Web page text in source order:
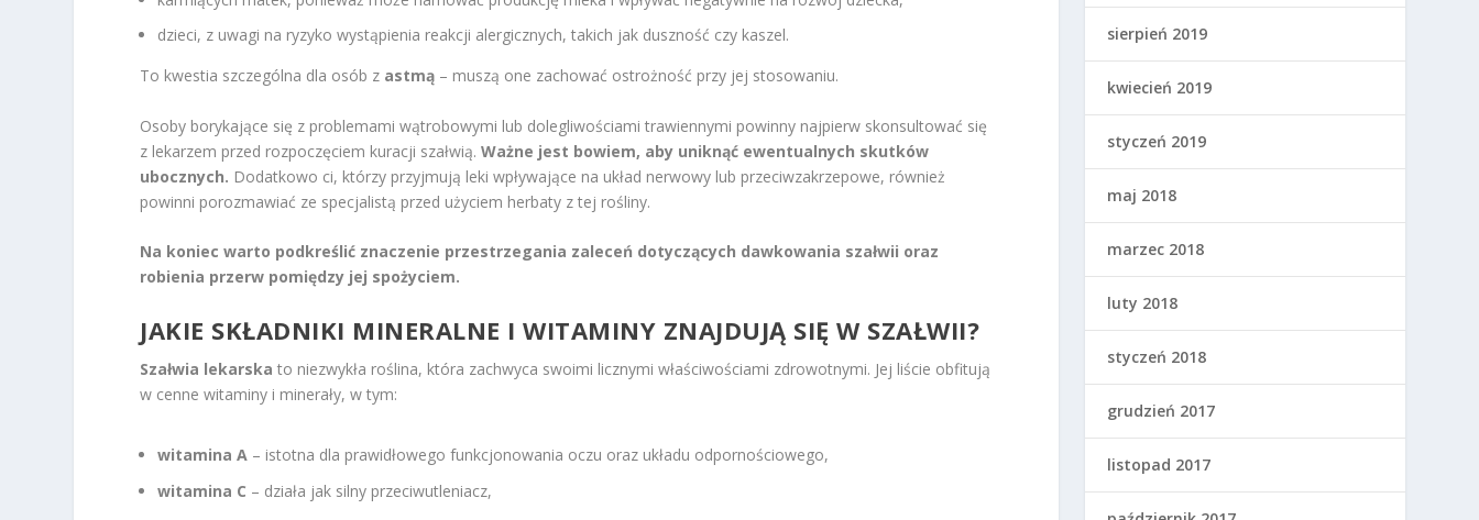
dzieci, z uwagi na ryzyko wystąpienia reakcji alergicznych, takich jak duszność czy kaszel.
To kwestia szczególna dla osób z astmą – muszą one zachować ostrożność przy jej stosowaniu.
Osoby borykające się z problemami wątrobowymi lub dolegliwościami trawiennymi powinny najpierw skonsultować się
z lekarzem przed rozpoczęciem kuracji szałwią.Ważne jest bowiem, aby uniknąć ewentualnych skutków
ubocznych. Dodatkowo ci, którzy przyjmują leki wpływające na układ nerwowy lub przeciwzakrzepowe, również
powinni porozmawiać ze specjalistą przed użyciem herbaty z tej rośliny.
Na koniec warto podkreślić znaczenie przestrzegania zaleceń dotyczących dawkowania szałwii oraz
robienia przerw pomiędzy jej spożyciem.
JAKIE SKŁADNIKI MINERALNE I WITAMINY ZNAJDUJĄ SIĘ W SZAŁWII?
Szałwia lekarska to niezwykła roślina, która zachwyca swoimi licznymi właściwościami zdrowotnymi. Jej liście obfitują
w cenne witaminy i minerały, w tym:
witamina A – istotna dla prawidłowego funkcjonowania oczu oraz układu odpornościowego,
witamina C – działa jak silny przeciwutleniacz,
sierpień 2019
kwiecień 2019
styczeń 2019
maj 2018
marzec 2018
luty 2018
styczeń 2018
grudzień 2017
listopad 2017